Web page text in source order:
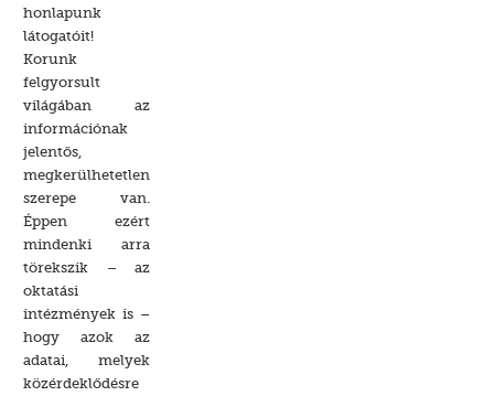
honlapunk
látogatóit!
Korunk
felgyorsult
világában az
információnak
jelentős,
megkerülhetetlen
szerepe van.
Éppen ezért
mindenki arra
törekszik – az
oktatási
intézmények is –
hogy azok az
adatai, melyek
közérdeklődésre